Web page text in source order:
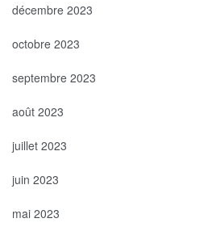
décembre 2023
octobre 2023
septembre 2023
août 2023
juillet 2023
juin 2023
mai 2023